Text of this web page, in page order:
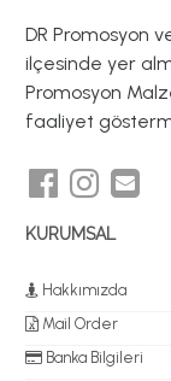
DR Promosyon
ilçesinde yer
Promosyon
faaliyet
KURUMSAL
Hakkımızda
Mail Order
Banka Bilgileri